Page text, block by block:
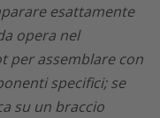
esattamente
opera nel
per assemblare con
specifici; se
su un braccio